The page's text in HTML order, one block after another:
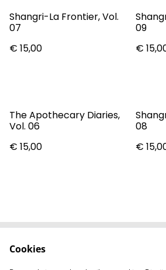
Shangri-La Frontier, Vol.
07
€ 15,00
09
€
The Apothecary Diaries,
Vol. 06
€ 15,00
08
€
Privacybeleid
Cookies